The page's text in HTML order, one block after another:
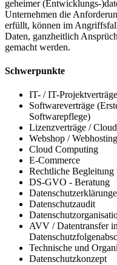
geheimer (Entwicklungs-
Unternehmen die
erfüllt, können im
Daten, ganzheitlich
gemacht werden.
Schwerpunkte
IT- / IT-Projektverträge
Softwareverträge
Softwarepflege)
Lizenzverträge /
Webshop /
Cloud Computing
E-Commerce
Rechtliche
DS-GVO - Beratung
Datenschutzaudit
AVV / Datentransfer
Technische und
Datenschutzkonzept